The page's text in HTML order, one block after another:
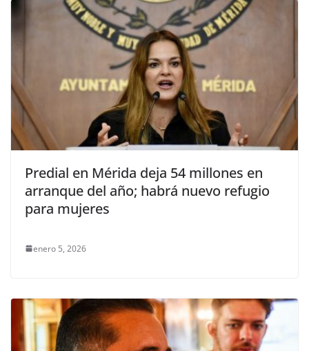
Predial en Mérida deja 54 millones en
arranque del año; habrá nuevo refugio
para mujeres
enero 5, 2026